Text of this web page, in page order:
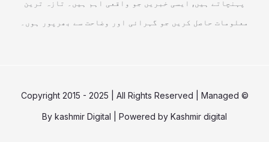
پہنچاتے ہیں, ایسی خبریں جو واقعی اہم ہیں۔ تازہ ترین
معلومات حاصل کریں جو گہرائی اور وضاحت سے بھرپور ہوں۔
© Copyright 2015 - 2025 | All Rights Reserved | Managed
By kashmir Digital | Powered by Kashmir digital